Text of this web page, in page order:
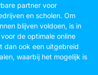
partner voor
en scholen. Om
blijven voldoen, is in
de optimale online
dan ook een uitgebreid
waarbij het mogelijk is